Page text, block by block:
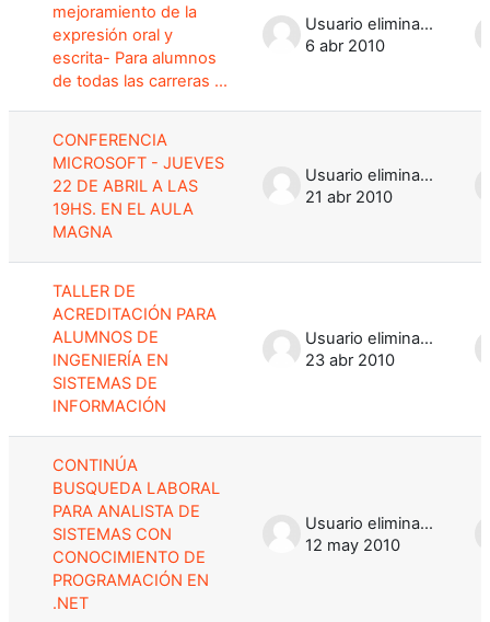
mejoramiento de la
expresión oral y
escrita- Para alumnos
de todas las carreras ...
Usuario eliminado
6 abr 2010
CONFERENCIA
MICROSOFT - JUEVES
22 DE ABRIL A LAS
19HS. EN EL AULA
MAGNA
Usuario eliminado
21 abr 2010
TALLER DE
ACREDITACIÓN PARA
ALUMNOS DE
INGENIERÍA EN
SISTEMAS DE
INFORMACIÓN
Usuario eliminado
23 abr 2010
CONTINÚA
BUSQUEDA LABORAL
PARA ANALISTA DE
SISTEMAS CON
CONOCIMIENTO DE
PROGRAMACIÓN EN
.NET
Usuario eliminado
12 may 2010